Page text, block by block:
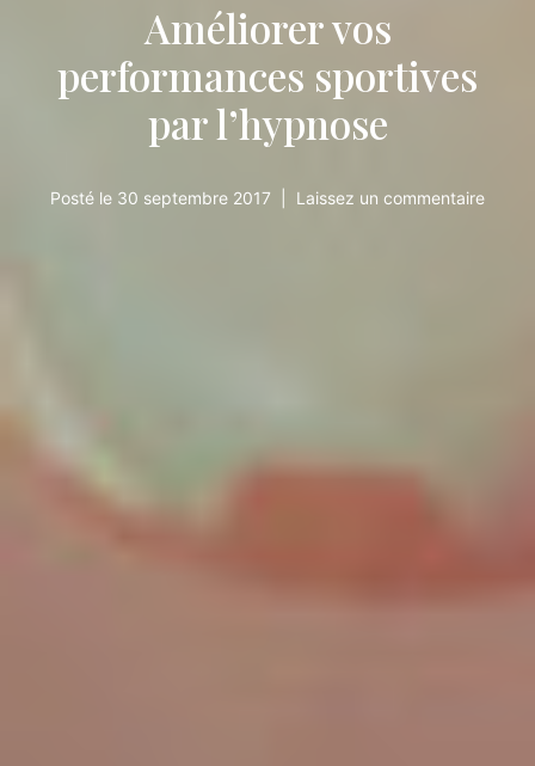
Améliorer vos
performances sportives
par l’hypnose
Posté le 30 septembre 2017 Laissez un commentaire